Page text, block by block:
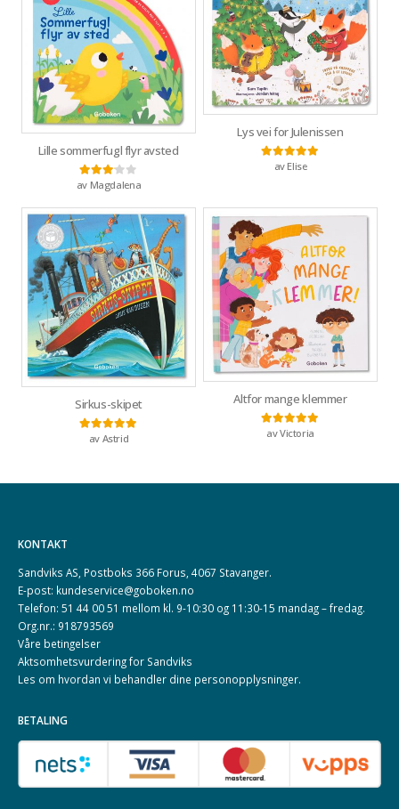
Lille sommerfugl flyr avsted
Vurdert3av 5
av Magdalena
Lys vei for Julenissen
Vurdert5
av Elise
Sirkus-skipet
Vurdert5
av Astrid
Altfor mange klemmer
Vurdert5av 5
av Victoria
KONTAKT
Sandviks AS, Postboks 366 Forus, 4067 Stavanger.
E-post: kundeservice@goboken.no
Telefon: 51 44 00 51 mellom kl. 9-10:30 og 11:30-15 mandag – fredag.
Org.nr.: 918793569
Våre betingelser
Aktsomhetsvurdering for Sandviks
Les om hvordan vi behandler dine personopplysninger.
BETALING